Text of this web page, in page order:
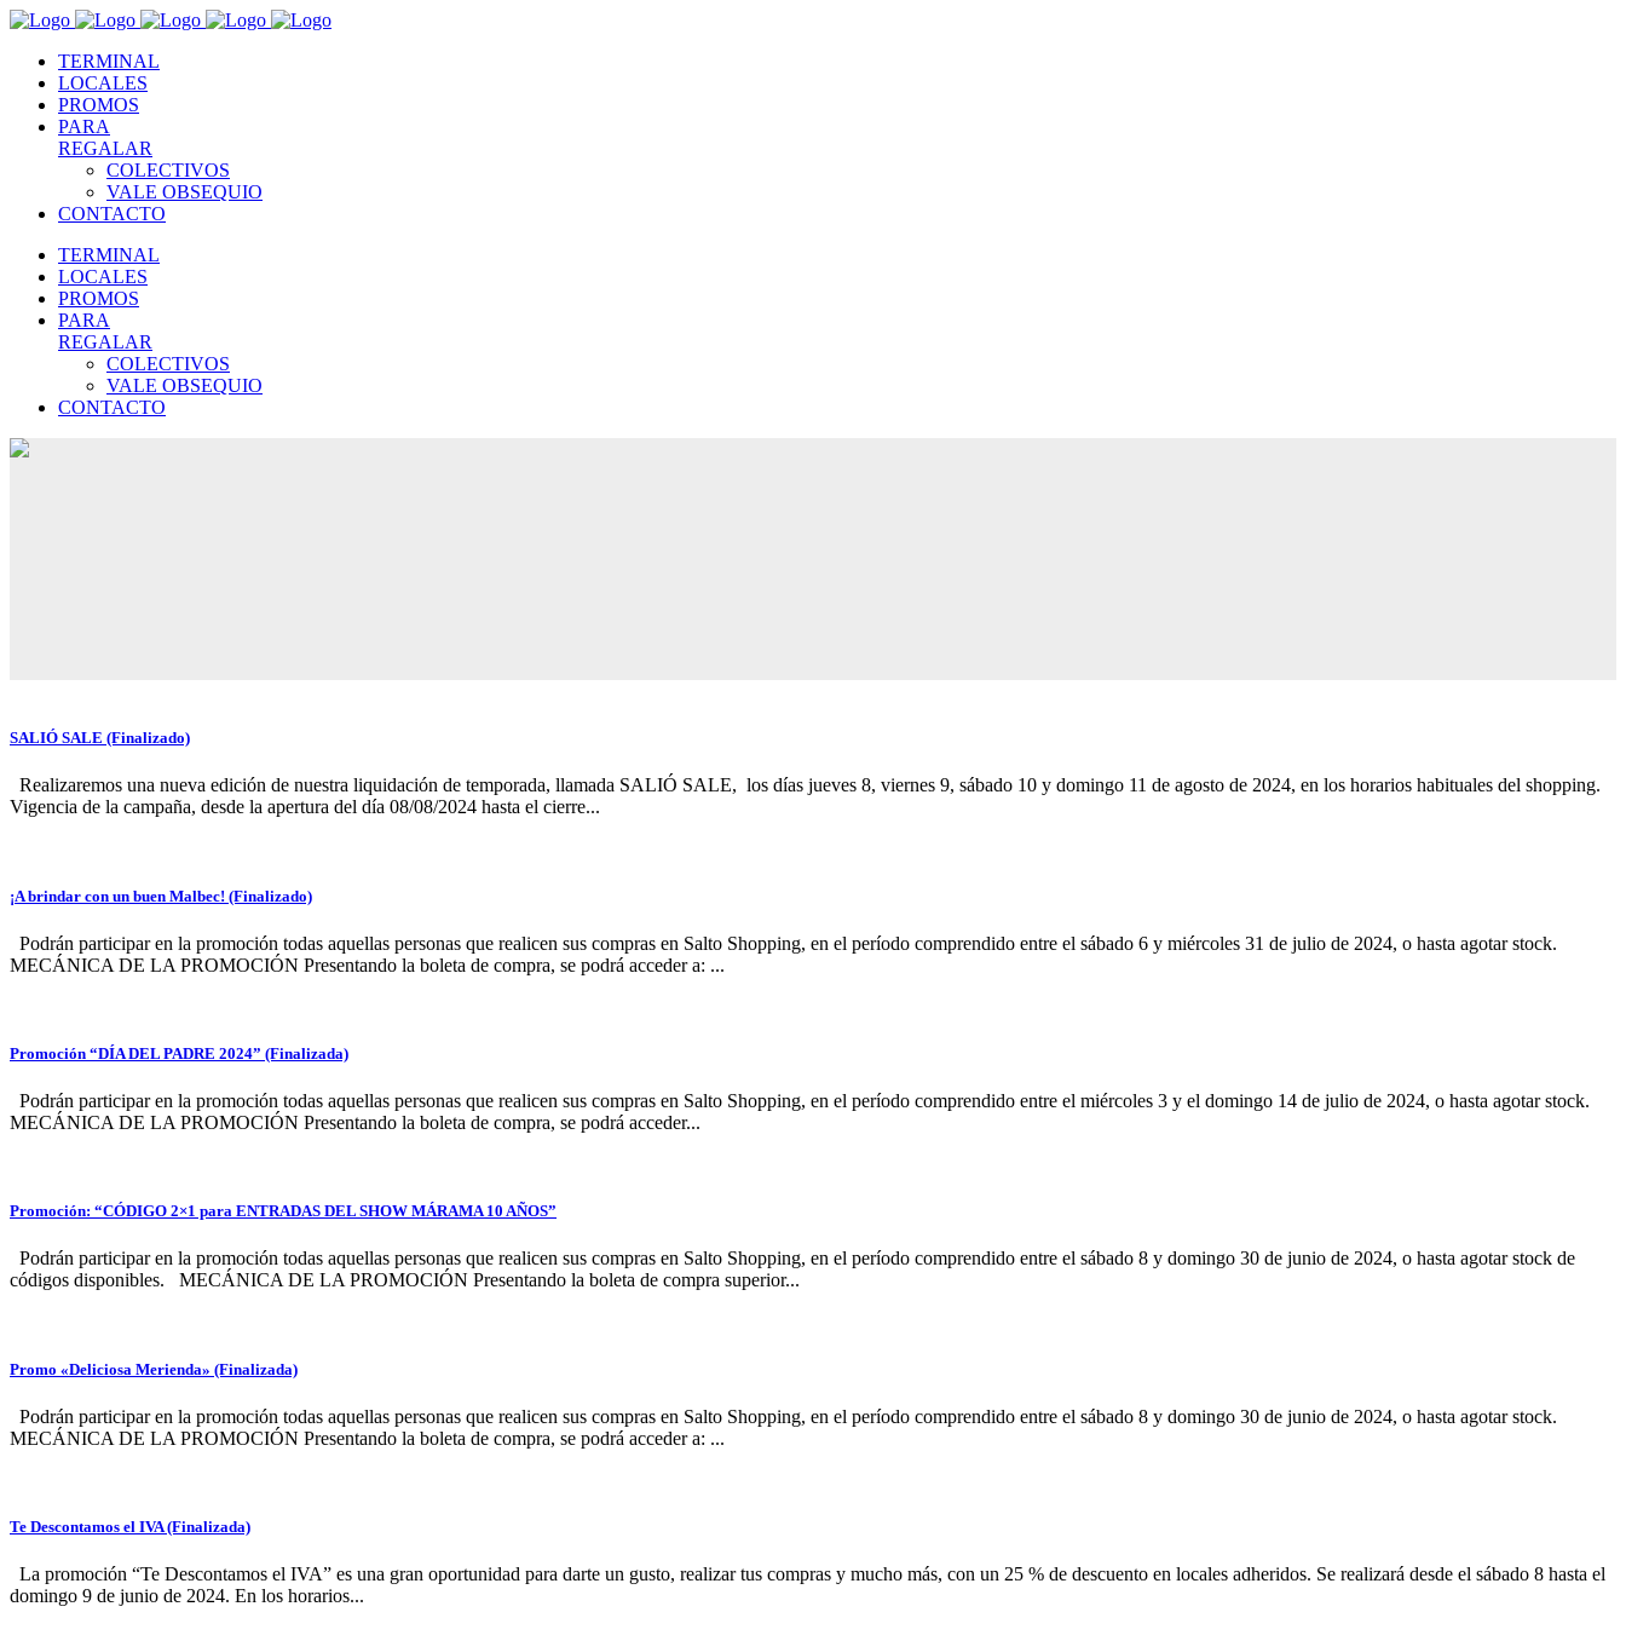
TERMINAL
LOCALES
PROMOS
PARA
REGALAR
COLECTIVOS
VALE OBSEQUIO
CONTACTO
TERMINAL
LOCALES
PROMOS
PARA
REGALAR
COLECTIVOS
VALE OBSEQUIO
CONTACTO
SALIÓ SALE (Finalizado)
Realizaremos una nueva edición de nuestra liquidación de temporada, llamada SALIÓ SALE, los días jueves 8, viernes 9, sábado 10 y domingo 11 de agosto de 2024, en los horarios habituales del shopping.
Vigencia de la campaña, desde la apertura del día 08/08/2024 hasta el cierre...
¡A brindar con un buen Malbec! (Finalizado)
Podrán participar en la promoción todas aquellas personas que realicen sus compras en Salto Shopping, en el período comprendido entre el sábado 6 y miércoles 31 de julio de 2024, o hasta agotar stock.
MECÁNICA DE LA PROMOCIÓN Presentando la boleta de compra, se podrá acceder a: ...
Promoción “DÍA DEL PADRE 2024” (Finalizada)
Podrán participar en la promoción todas aquellas personas que realicen sus compras en Salto Shopping, en el período comprendido entre el miércoles 3 y el domingo 14 de julio de 2024, o hasta agotar stock.
MECÁNICA DE LA PROMOCIÓN Presentando la boleta de compra, se podrá acceder...
Promoción: “CÓDIGO 2×1 para ENTRADAS DEL SHOW MÁRAMA 10 AÑOS”
Podrán participar en la promoción todas aquellas personas que realicen sus compras en Salto Shopping, en el período comprendido entre el sábado 8 y domingo 30 de junio de 2024, o hasta agotar stock de
códigos disponibles. MECÁNICA DE LA PROMOCIÓN Presentando la boleta de compra superior...
Promo «Deliciosa Merienda» (Finalizada)
Podrán participar en la promoción todas aquellas personas que realicen sus compras en Salto Shopping, en el período comprendido entre el sábado 8 y domingo 30 de junio de 2024, o hasta agotar stock.
MECÁNICA DE LA PROMOCIÓN Presentando la boleta de compra, se podrá acceder a: ...
Te Descontamos el IVA (Finalizada)
La promoción “Te Descontamos el IVA” es una gran oportunidad para darte un gusto, realizar tus compras y mucho más, con un 25 % de descuento en locales adheridos. Se realizará desde el sábado 8 hasta el
domingo 9 de junio de 2024. En los horarios...